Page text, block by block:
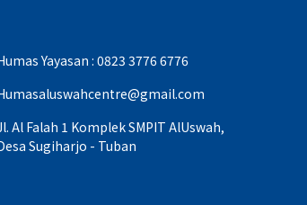
Yayasan : 0823 3776 6776
Al Falah 1 Komplek SMPIT AlUswah,
Sugiharjo - Tuban